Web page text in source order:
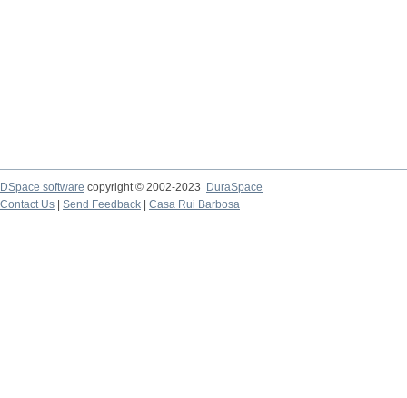
DSpace software copyright © 2002-2023
DuraSpace
Contact Us
Send Feedback Casa Rui Barbosa